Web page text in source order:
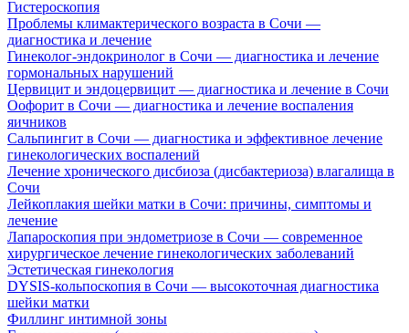
Гистероскопия
Проблемы климактерического возраста в Сочи —
диагностика и лечение
Гинеколог-эндокринолог в Сочи — диагностика и лечение
гормональных нарушений
Цервицит и эндоцервицит — диагностика и лечение в Сочи
Оофорит в Сочи — диагностика и лечение воспаления
яичников
Сальпингит в Сочи — диагностика и эффективное лечение
гинекологических воспалений
Лечение хронического дисбиоза (дисбактериоза) влагалища в
Сочи
Лейкоплакия шейки матки в Сочи: причины, симптомы и
лечение
Лапароскопия при эндометриозе в Сочи — современное
хирургическое лечение гинекологических заболеваний
Эстетическая гинекология
DYSIS-кольпоскопия в Сочи — высокоточная диагностика
шейки матки
Филлинг интимной зоны